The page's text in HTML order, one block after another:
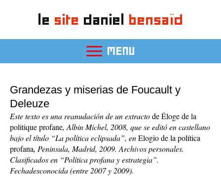
le site daniel bensaïd
MENU
Grandezas y miserias de Foucault y
Deleuze
Este texto es una reanudación de un extractode Éloge de la
politique profane, Albin Michel, 2008, que se editó en castellano
bajo el título “La política eclipsada”, enElogio de la política
profana, Peninsula, Madrid, 2009. Archivos personales.
Clasificados en “Política profana y estrategia”.
Fechadesconocida (entre 2007 y 2009).